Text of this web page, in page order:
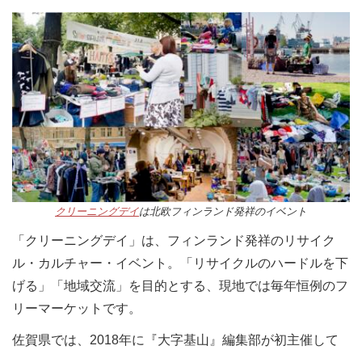
クリーニングデイは北欧フィンランド発祥のイベント
「クリーニングデイ」は、フィンランド発祥のリサイク
ル・カルチャー・イベント。「リサイクルのハードルを下
げる」「地域交流」を目的とする、現地では毎年恒例のフ
リーマーケットです。
佐賀県では、2018年に『大字基山』編集部が初主催して